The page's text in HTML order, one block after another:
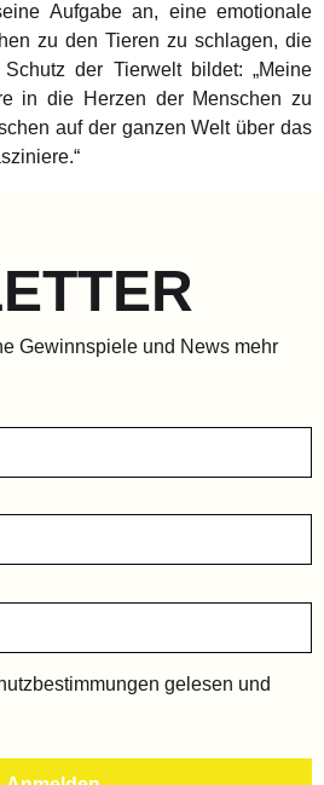
Aufgabe an, eine emotionale
zu den Tieren zu schlagen, die
der Tierwelt bildet: „Meine
in die Herzen der Menschen zu
auf der ganzen Welt über das
Gewinnspiele und News mehr
gelesen und